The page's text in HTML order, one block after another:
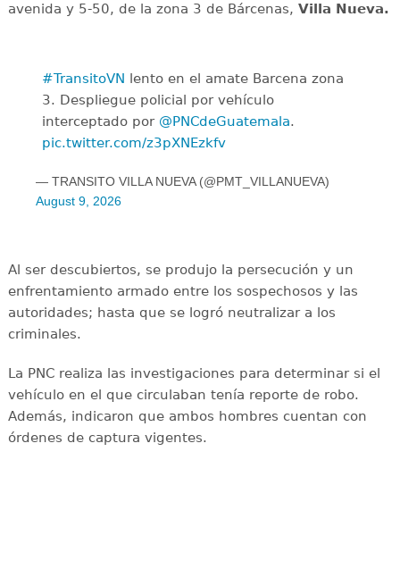
avenida y 5-50, de la zona 3 de Bárcenas, Villa Nueva.
#TransitoVN lento en el amate Barcena zona
3. Despliegue policial por vehículo
interceptado por @PNCdeGuatemala.
pic.twitter.com/z3pXNEzkfv
— TRANSITO VILLA NUEVA (@PMT_VILLANUEVA)
August 9, 2026
Al ser descubiertos, se produjo la persecución y un
enfrentamiento armado entre los sospechosos y las
autoridades; hasta que se logró neutralizar a los
criminales.
La PNC realiza las investigaciones para determinar si el
vehículo en el que circulaban tenía reporte de robo.
Además, indicaron que ambos hombres cuentan con
órdenes de captura vigentes.